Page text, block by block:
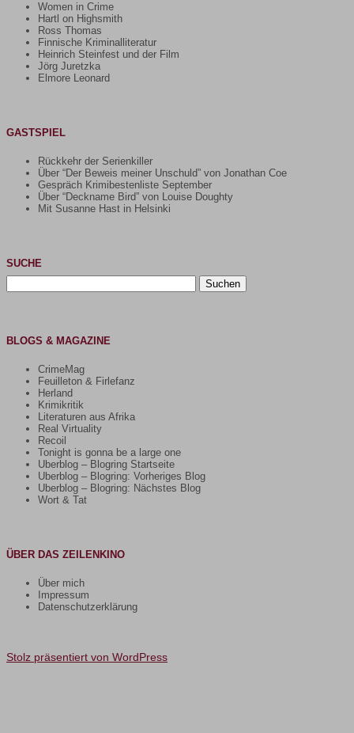
Women in Crime
Hartl on Highsmith
Ross Thomas
Finnische Kriminalliteratur
Heinrich Steinfest und der Film
Jörg Juretzka
Elmore Leonard
GASTSPIEL
Rückkehr der Serienkiller
Über “Der Beweis meiner Unschuld” von Jonathan Coe
Gespräch Krimibestenliste September
Über “Deckname Bird” von Louise Doughty
Mit Susanne Hast in Helsinki
SUCHE
nach:
BLOGS & MAGAZINE
CrimeMag
Feuilleton & Firlefanz
Herland
Krimikritik
Literaturen aus Afrika
Real Virtuality
Recoil
Tonight is gonna be a large one
Uberblog – Blogring Startseite
Uberblog – Blogring: Vorheriges Blog
Uberblog – Blogring: Nächstes Blog
Wort & Tat
ÜBER DAS ZEILENKINO
Über mich
Impressum
Datenschutzerklärung
Stolz präsentiert von WordPress